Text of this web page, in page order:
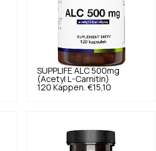
SUPPLIFE ALC 500mg
(Acetyl L-Carnitin)
120 Kappen. €15,10